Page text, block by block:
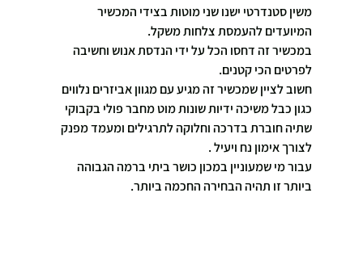
משין סטנדרטי ישנו שני מוטות בצידי המכשיר
המיועדים להעמסת צלחות משקל.
במכשיר זה דחסו הכל על ידי הנדסת אנוש וחשיבה
לפרטים הכי קטנים.
חשוב לציין שמכשיר זה מגיע עם מגוון אביזרים נלווים
כגון כבל משיכה ידיות שונות מוט מחבר פולי בקבוקי
שתיה חוברת בדרכה וחלוקה לתרגילים ומעמד מפנק
לצורך אימון נח ויעיל .
עבור מי שמעוניין במכון כושר ביתי ברמה הגבוהה
ביותר זו תהיה הבחירה החכמה ביותר.